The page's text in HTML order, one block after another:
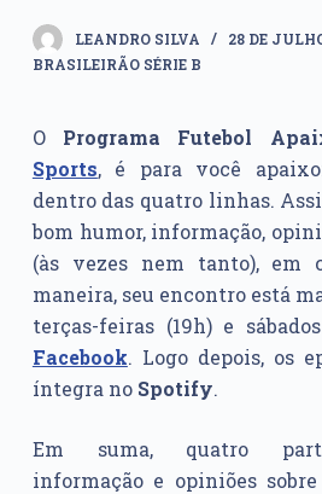
LEANDRO SILVA
28 DE
BRASILEIRÃO SÉRIE B
O Programa Futebol
Sports, é para você
dentro das quatro linhas.
bom humor, informação,
(às vezes nem tanto), em
maneira, seu encontro está
terças-feiras (19h) e
Facebook. Logo depois, os
íntegra no Spotify.
Em suma, quatro
informação e opiniões